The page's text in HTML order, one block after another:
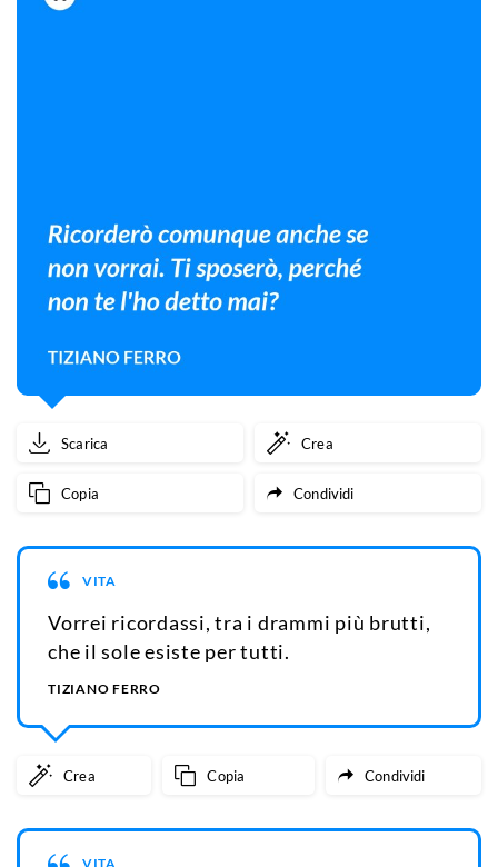
Scarica Crea
Copia Condividi
VITA
Vorrei ricordassi, tra i drammi più brutti,
che il sole esiste per tutti.
TIZIANO FERRO
Crea Copia Condividi
VITA